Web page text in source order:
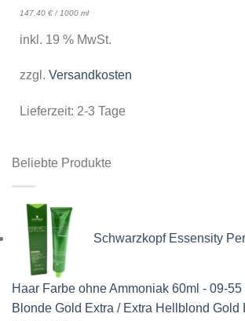
147,40 €/ 1000 ml
inkl. 19 % MwSt.
zzgl. Versandkosten
Lieferzeit: 2-3 Tage
Beliebte Produkte
Schwarzkopf Essensity
Haar Farbe ohne Ammoniak 60ml - 09-
Blonde Gold Extra / Extra Hellblond Gold